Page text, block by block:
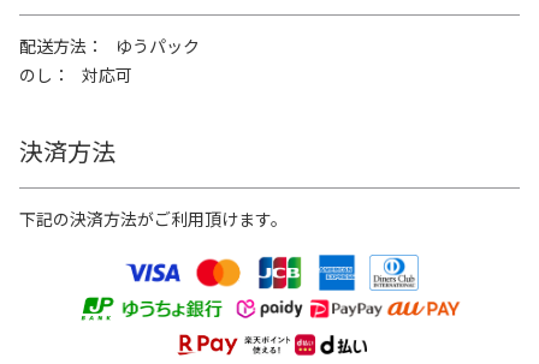
配送方法
ゆうパック
のし
対応可
決済方法
下記の決済方法がご利用頂けます。